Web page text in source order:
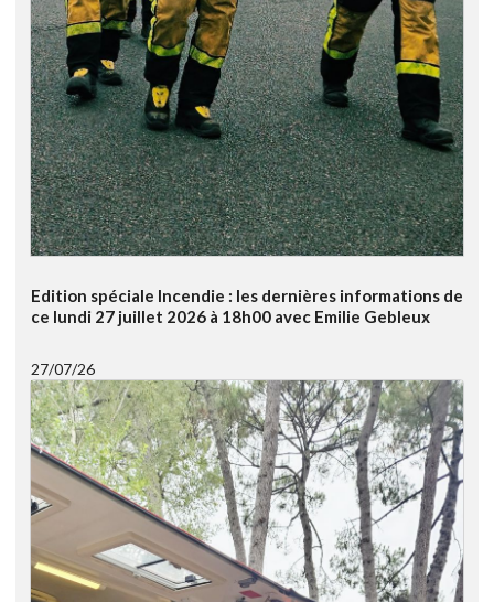
Edition spéciale Incendie : les dernières informations de
ce lundi 27 juillet 2026 à 18h00 avec Emilie Gebleux
27/07/26